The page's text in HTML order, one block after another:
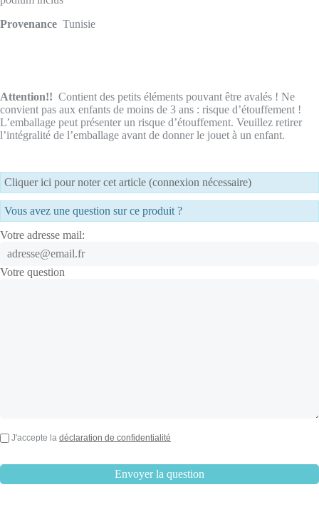
Provenance Tunisie
Attention!! Contient des petits éléments pouvant être avalés ! Ne
convient pas aux enfants de moins de 3 ans : risque d’étouffement !
L’emballage peut présenter un risque d’étouffement. Veuillez retirer
l’intégralité de l’emballage avant de donner le jouet à un enfant.
Cliquer ici pour noter cet article (connexion nécessaire)
Vous avez une question sur ce produit ?
Votre adresse mail:
Votre question
J'accepte la déclaration de confidentialité